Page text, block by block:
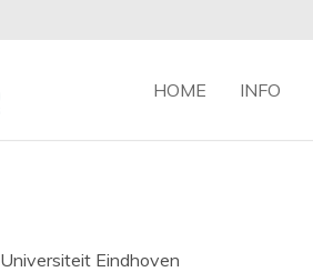
HOME INFO
Eindhoven